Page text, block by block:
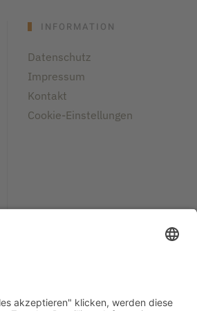
INFORMATION
Datenschutz
Impressum
Kontakt
Cookie-Einstellungen